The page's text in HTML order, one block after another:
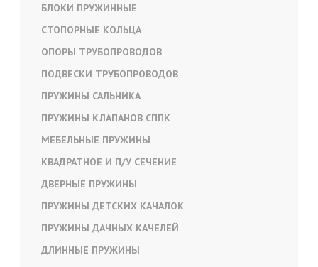
БЛОКИ ПРУЖИННЫЕ
СТОПОРНЫЕ КОЛЬЦА
ОПОРЫ ТРУБОПРОВОДОВ
ПОДВЕСКИ ТРУБОПРОВОДОВ
ПРУЖИНЫ САЛЬНИКА
ПРУЖИНЫ КЛАПАНОВ СППК
МЕБЕЛЬНЫЕ ПРУЖИНЫ
КВАДРАТНОЕ И П/У СЕЧЕНИЕ
ДВЕРНЫЕ ПРУЖИНЫ
ПРУЖИНЫ ДЕТСКИХ КАЧАЛОК
ПРУЖИНЫ ДАЧНЫХ КАЧЕЛЕЙ
ДЛИННЫЕ ПРУЖИНЫ